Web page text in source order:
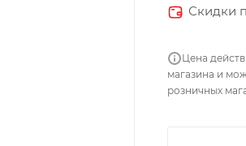
Скидки
Цена
магазина и
розничных